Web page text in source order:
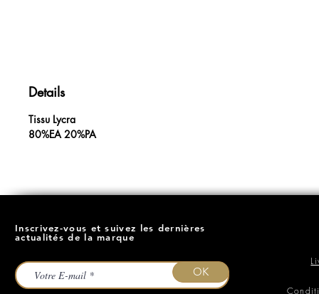
Details
Tissu Lycra
80%EA 20%PA
Inscrivez-vous et suivez les dernières
actualités de la marque
OK